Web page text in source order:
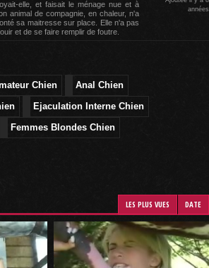
elle, et faisait le ménage nue et à
animal de compagnie, en chaleur, n'a
sa maitresse sur place. Elle n'a pas
et de se faire remplir de foutre.
années
Chien
Anal Chien
Ejaculation Interne Chien
Femmes Blondes Chien
LES PLUS VUES DATE